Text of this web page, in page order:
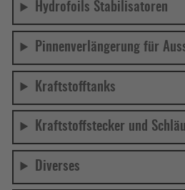
Hydrofoils Stabilisatoren
Pinnenverlängerung für
Kraftstofftanks
Kraftstoffstecker und
Diverses